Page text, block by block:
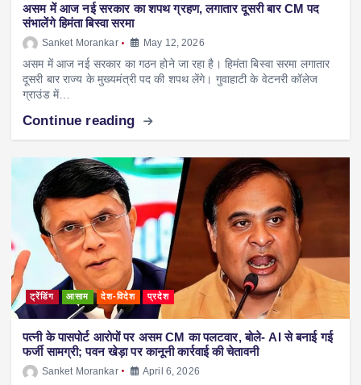
असम में आज नई सरकार का शपथ ग्रहण, लगातार दूसरी बार CM पद
संभालेंगे हिमंता बिस्वा सरमा
Sanket Morankar May 12, 2026
असम में आज नई सरकार का गठन होने जा रहा है। हिमंता बिस्वा सरमा लगातार
दूसरी बार राज्य के मुख्यमंत्री पद की शपथ लेंगे। गुवाहाटी के वेटनरी कॉलेज
ग्राउंड में…
Continue reading
ट्रेंडिंग आसाम देश-विदेश प्रदेश
पत्नी के पासपोर्ट आरोपों पर असम CM का पलटवार, बोले- AI से बनाई गई
फर्जी सामग्री; पवन खेड़ा पर कानूनी कार्रवाई की चेतावनी
Sanket Morankar April 6, 2026